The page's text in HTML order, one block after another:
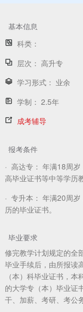
基本信息
科类：
层次： 高升专
学习形式： 业余
学制： 2.5年
成考辅导
报考条件
· 高达专： 年满18周岁
高毕业证书等中等学历
· 专升本： 年满20周岁
历的毕业证书。
毕业要求
修完教学计划规定的全
毕业手续后，由所报读
（本）科毕业证书，
的大学专（本）毕业证
干、加薪、考研、考公